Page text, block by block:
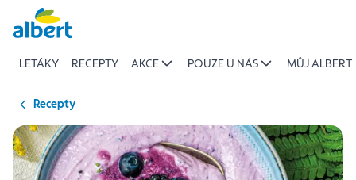
Přeskočit
LETÁKY RECEPTY AKCE POUZE U NÁS MŮJ ALBERT
Recepty